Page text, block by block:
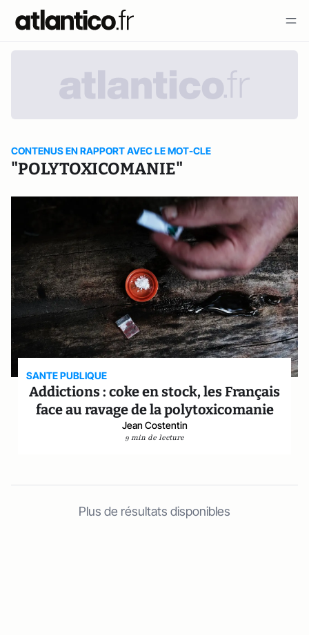
CONTENUS EN RAPPORT AVEC LE MOT-CLE
"POLYTOXICOMANIE"
SANTE PUBLIQUE
Addictions : coke en stock, les Français
face au ravage de la polytoxicomanie
Jean Costentin
9 min de lecture
Plus de résultats disponibles